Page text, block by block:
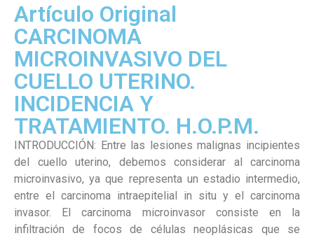
Artículo Original
CARCINOMA
MICROINVASIVO DEL
CUELLO UTERINO.
INCIDENCIA Y
TRATAMIENTO. H.O.P.M.
INTRODUCCIÓN: Entre las lesiones malignas incipientes
del cuello uterino, debemos considerar al carcinoma
microinvasivo, ya que representa un estadio intermedio,
entre el carcinoma intraepitelial in situ y el carcinoma
invasor. El carcinoma microinvasor consiste en la
infiltración de focos de células neoplásicas que se